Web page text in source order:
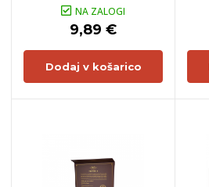
NA ZALOGI
9,89 €
Dodaj v košarico